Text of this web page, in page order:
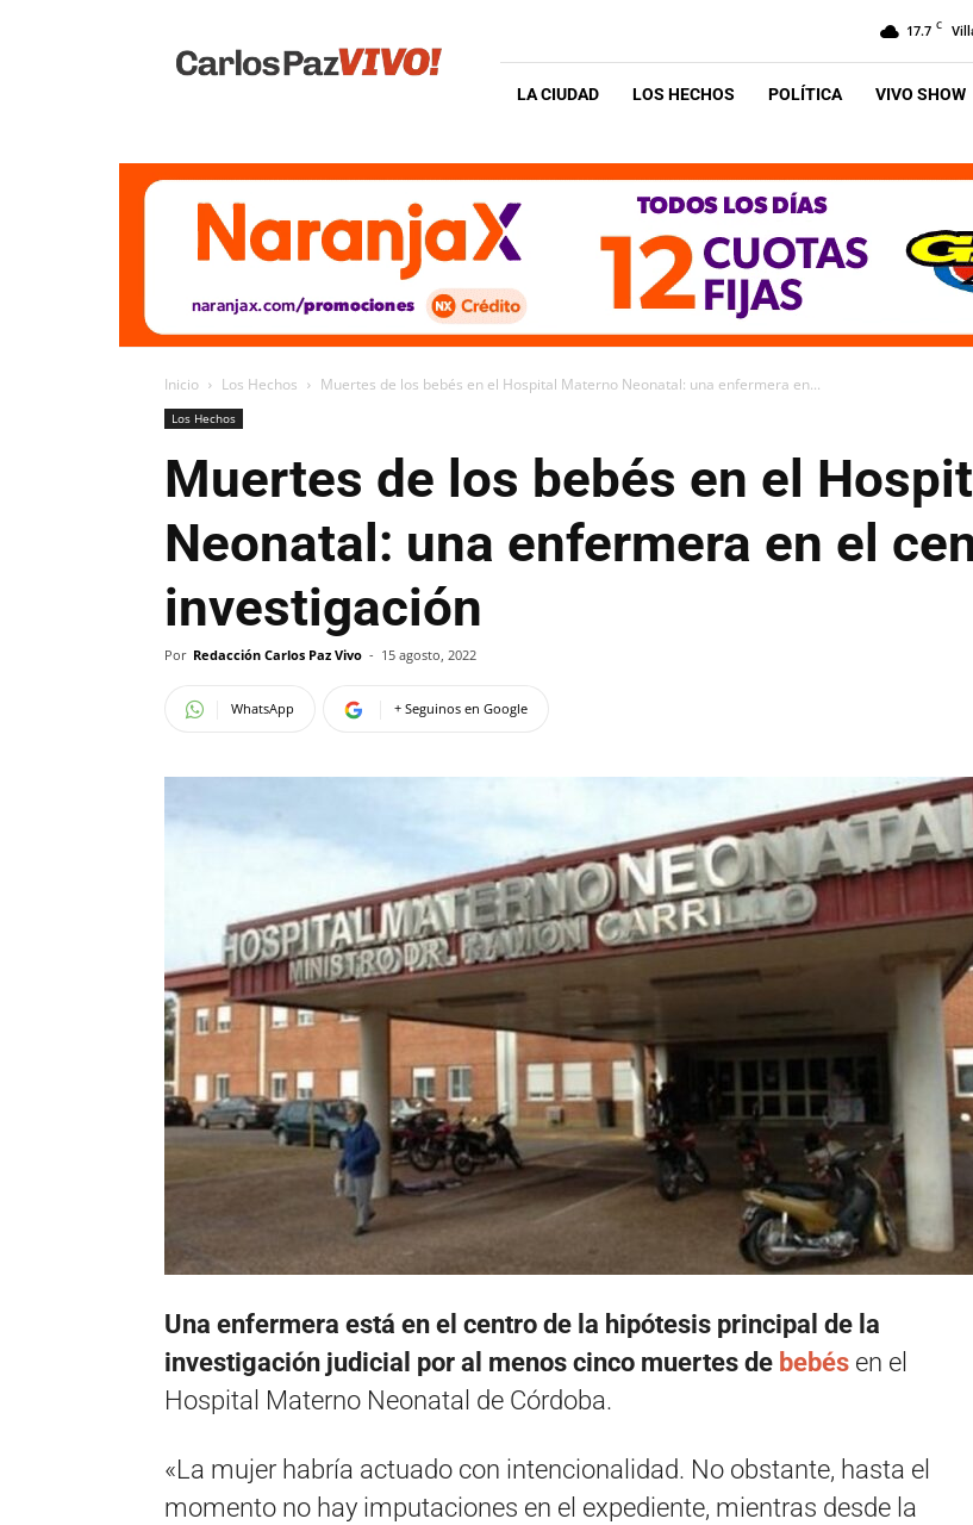
Vivo
17.7 C
LA CIUDAD LOS HECHOS POLÍTICA VIVO SHOW
Inicio Los Hechos Muertes de los bebés en el Hospital Materno Neonatal: una enfermera en...
Los Hechos
Muertes de los bebés en el
Neonatal: una enfermera en el
investigación
Por Redacción Carlos Paz Vivo - 15 agosto, 2022
WhatsApp + Seguinos en Google
Una enfermera está en el centro de la hipótesis principal de la
investigación judicial por al menos cinco muertes de bebés en el
Hospital Materno Neonatal de Córdoba.
«La mujer habría actuado con intencionalidad. No obstante, hasta el
momento no hay imputaciones en el expediente, mientras desde la